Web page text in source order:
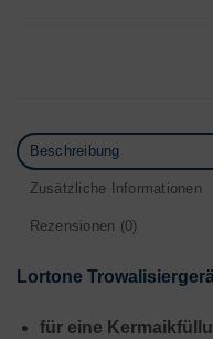
Beschreibung
Zusätzliche Informationen
Rezensionen (0)
Lortone
für eine